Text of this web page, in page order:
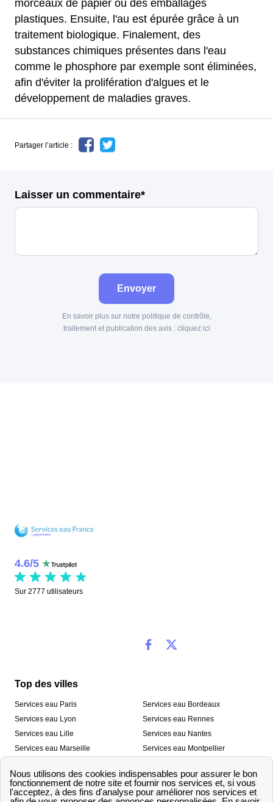
morceaux de papier ou des emballages
plastiques. Ensuite, l'au est épurée grâce à un
traitement biologique. Finalement, des
substances chimiques présentes dans l'eau
comme le phosphore par exemple sont éliminées,
afin d'éviter la prolifération d'algues et le
développement de maladies graves.
Partager l’article :
Laisser un commentaire*
Envoyer
En savoir plus sur notre politique de contrôle,
traitement et publication des avis : cliquez ici
4.6/5
Sur 2777 utilisateurs
Top des villes
Services eau Paris
Services eau Lyon
Services eau Lille
Services eau Marseille
Services eau Toulon
Services eau Bordeaux
Services eau Rennes
Services eau Nantes
Services eau Montpellier
Services eau Strasbourg